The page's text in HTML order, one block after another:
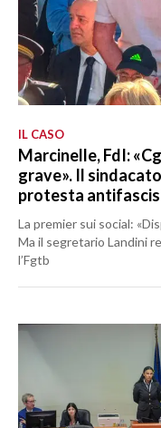
IL CASO
Marcinelle, FdI:
grave». Il
protesta
La premier sui social:
Ma il segretario Landini
l’Fgtb